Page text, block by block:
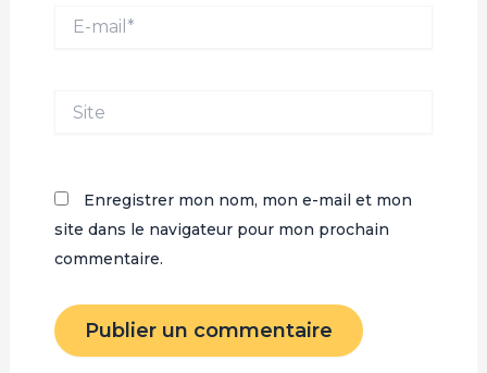
mail*
Enregistrer mon nom, mon e-mail et mon
site dans le navigateur pour mon prochain
commentaire.